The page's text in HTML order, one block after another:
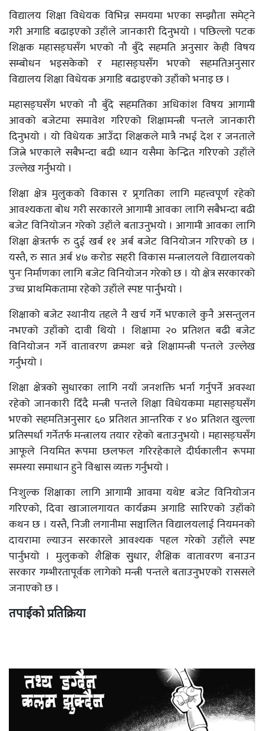
विद्यालय शिक्षा विधेयक विभिन्न समयमा भएका सम्झौता समेट्ने
गरी अगाडि बढाइएको उहाँले जानकारी दिनुभयो । पछिल्लो पटक
शिक्षक महासङ्घसँग भएको नौ बुँदे सहमति अनुसार केही विषय
सम्बोधन भइसकेको र महासङ्घसँग भएको सहमतिअनुसार
विद्यालय शिक्षा विधेयक अगाडि बढाइएको उहाँको भनाइ छ ।
महासङ्घसँग भएको नौ बुँदे सहमतिका अधिकांश विषय आगामी
आवको बजेटमा समावेश गरिएको शिक्षामन्त्री पन्तले जानकारी
दिनुभयो । यो विधेयक आउँदा शिक्षकले मात्रै नभई देश र जनताले
जित्ने भएकाले सबैभन्दा बढी ध्यान यसैमा केन्द्रित गरिएको उहाँले
उल्लेख गर्नुभयो ।
शिक्षा क्षेत्र मुलुकको विकास र प्र्रगतिका लागि महत्त्वपूर्ण रहेको
आवश्यकता बोध गरी सरकारले आगामी आवका लागि सबैभन्दा बढी
बजेट विनियोजन गरेको उहाँले बताउनुभयो । आगामी आवका लागि
शिक्षा क्षेत्रतर्फ रु दुई खर्ब ११ अर्ब बजेट विनियोजन गरिएको छ ।
यस्तै, रु सात अर्ब ४७ करोड सहरी विकास मन्त्रालयले विद्यालयको
पुनः निर्माणका लागि बजेट विनियोजन गरेको छ । यो क्षेत्र सरकारको
उच्च प्राथमिकतामा रहेको उहाँले स्पष्ट पार्नुभयो ।
शिक्षाको बजेट स्थानीय तहले नै खर्च गर्ने भएकाले कुनै असन्तुलन
नभएको उहाँको दावी थियो । शिक्षामा २० प्रतिशत बढी बजेट
विनियोजन गर्ने वातावरण क्रमशः बन्ने शिक्षामन्त्री पन्तले उल्लेख
गर्नुभयो ।
शिक्षा क्षेत्रको सुधारका लागि नयाँ जनशक्ति भर्ना गर्नुपर्ने अवस्था
रहेको जानकारी दिँदै मन्त्री पन्तले शिक्षा विधेयकमा महासङ्घसँग
भएको सहमतिअनुसार ६० प्रतिशत आन्तरिक र ४० प्रतिशत खुल्ला
प्रतिस्पर्धा गर्नेतर्फ मन्त्रालय तयार रहेको बताउनुभयो । महासङ्घसँग
आफूले नियमित रूपमा छलफल गरिरहेकाले दीर्घकालीन रूपमा
समस्या समाधान हुने विश्वास व्यक्त गर्नुभयो ।
निःशुल्क शिक्षाका लागि आगामी आवमा यथेष्ट बजेट विनियोजन
गरिएको, दिवा खाजालगायत कार्यक्रम अगाडि सारिएको उहाँको
कथन छ । यस्तै, निजी लगानीमा सञ्चालित विद्यालयलाई नियमनको
दायरामा ल्याउन सरकारले आवश्यक पहल गरेको उहाँले स्पष्ट
पार्नुभयो । मुलुकको शैक्षिक सुुधार, शैक्षिक वातावरण बनाउन
सरकार गम्भीरतापूर्वक लागेको मन्त्री पन्तले बताउनुभएको राससले
जनाएको छ ।
तपाईको प्रतिक्रिया